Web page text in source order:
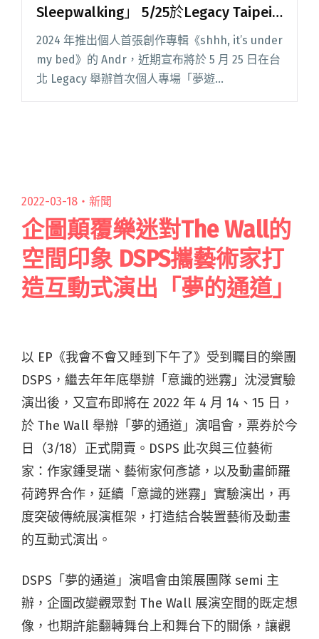
Sleepwalking」 5/25於Legacy Taipei
登場
2024 年推出個人首張創作專輯《shhh, it’s under
my bed》的 Andr，近期宣布將於 5 月 25 日在台
北 Legacy 舉辦首次個人專場「夢遊
Sleepwalking」，票券將於 4 月 7 日 中午 12 時
2022-03-18・ 新聞
企圖顛覆樂迷對The Wall的
空間印象 DSPS攜藝術家打
造互動式演出「夢的通道」
以 EP《我會不會又睡到下午了》受到矚目的樂團
DSPS，繼去年年底舉辦「意識的迷霧」沈浸實驗
演出後，又宣布即將在 2022 年 4 月 14、15 日，
於 The Wall 舉辦「夢的通道」演唱會，票券於今
日（3/18）正式開賣。DSPS 此次與三位藝術
家：作家鍾旻瑞、藝術家何彥諺，以及動畫師羅
荷跨界合作，延續「意識的迷霧」實驗演出，再
度突破傳統展演框架，打造結合裝置藝術及動畫
的互動式演出。
DSPS「夢的通道」演唱會由策展團隊 semi 主
辦，企圖改變觀眾對 The Wall 展演空間的既定想
像，也期許能翻轉舞台上和舞台下的關係，讓觀